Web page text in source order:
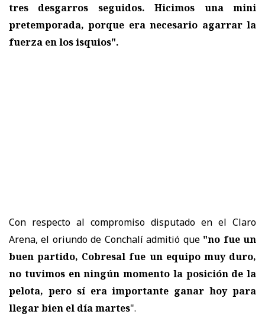
tres desgarros seguidos. Hicimos una mini
pretemporada, porque era necesario agarrar la
fuerza en los isquios".
Con respecto al compromiso disputado en el Claro
Arena, el oriundo de Conchalí admitió que "no fue un
buen partido, Cobresal fue un equipo muy duro,
no tuvimos en ningún momento la posición de la
pelota, pero sí era importante ganar hoy para
llegar bien el día martes".